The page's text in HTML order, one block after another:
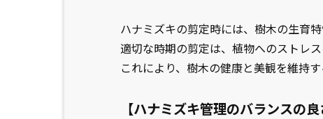
ハナミズキの剪定時には、樹木の生育
適切な時期の剪定は、植物へのストレ
これにより、樹木の健康と美観を維持す
【ハナミズキ管理のバランスの良